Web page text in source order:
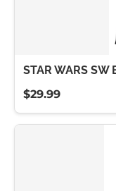
STAR WARS SW
$29.99